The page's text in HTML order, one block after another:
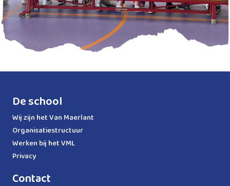
De school
Wij zijn het Van Maerlant
Organisatiestructuur
Werken bij het VML
Privacy
Contact